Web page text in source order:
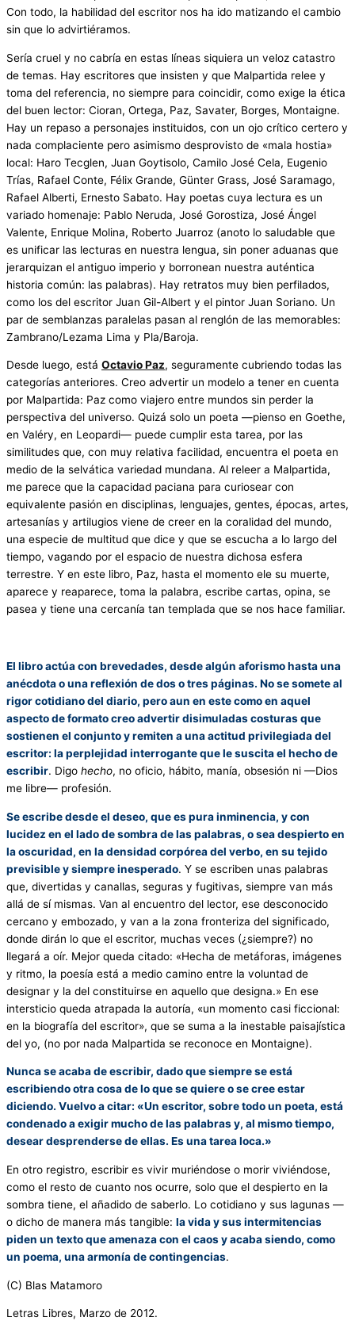
Con todo, la habilidad del escritor nos ha ido matizando el cambio
sin que lo advirtiéramos.
Sería cruel y no cabría en estas líneas siquiera un veloz catastro
de temas. Hay escritores que insisten y que Malpartida relee y
toma del referencia, no siempre para coincidir, como exige la ética
del buen lector: Cioran, Ortega, Paz, Savater, Borges, Montaigne.
Hay un repaso a personajes instituidos, con un ojo crítico certero y
nada complaciente pero asimismo desprovisto de «mala hostia»
local: Haro Tecglen, Juan Goytisolo, Camilo José Cela, Eugenio
Trías, Rafael Conte, Félix Grande, Günter Grass, José Saramago,
Rafael Alberti, Ernesto Sabato. Hay poetas cuya lectura es un
variado homenaje: Pablo Neruda, José Gorostiza, José Ángel
Valente, Enrique Molina, Roberto Juarroz (anoto lo saludable que
es unificar las lecturas en nuestra lengua, sin poner aduanas que
jerarquizan el antiguo imperio y borronean nuestra auténtica
historia común: las palabras). Hay retratos muy bien perfilados,
como los del escritor Juan Gil-Albert y el pintor Juan Soriano. Un
par de semblanzas paralelas pasan al renglón de las memorables:
Zambrano/Lezama Lima y Pla/Baroja.
Desde luego, está Octavio Paz, seguramente cubriendo todas las
categorías anteriores. Creo advertir un modelo a tener en cuenta
por Malpartida: Paz como viajero entre mundos sin perder la
perspectiva del universo. Quizá solo un poeta —pienso en Goethe,
en Valéry, en Leopardi— puede cumplir esta tarea, por las
similitudes que, con muy relativa facilidad, encuentra el poeta en
medio de la selvática variedad mundana. Al releer a Malpartida,
me parece que la capacidad paciana para curiosear con
equivalente pasión en disciplinas, lenguajes, gentes, épocas, artes,
artesanías y artilugios viene de creer en la coralidad del mundo,
una especie de multitud que dice y que se escucha a lo largo del
tiempo, vagando por el espacio de nuestra dichosa esfera
terrestre. Y en este libro, Paz, hasta el momento ele su muerte,
aparece y reaparece, toma la palabra, escribe cartas, opina, se
pasea y tiene una cercanía tan templada que se nos hace familiar.
El libro actúa con brevedades, desde algún aforismo hasta una
anécdota o una reflexión de dos o tres páginas. No se somete al
rigor cotidiano del diario, pero aun en este como en aquel
aspecto de formato creo advertir disimuladas costuras que
sostienen el conjunto y remiten a una actitud privilegiada del
escritor: la perplejidad interrogante que le suscita el hecho de
escribir. Digo hecho, no oficio, hábito, manía, obsesión ni —Dios
me libre— profesión.
Se escribe desde el deseo, que es pura inminencia, y con
lucidez en el lado de sombra de las palabras, o sea despierto en
la oscuridad, en la densidad corpórea del verbo, en su tejido
previsible y siempre inesperado. Y se escriben unas palabras
que, divertidas y canallas, seguras y fugitivas, siempre van más
allá de sí mismas. Van al encuentro del lector, ese desconocido
cercano y embozado, y van a la zona fronteriza del significado,
donde dirán lo que el escritor, muchas veces (¿siempre?) no
llegará a oír. Mejor queda citado: «Hecha de metáforas, imágenes
y ritmo, la poesía está a medio camino entre la voluntad de
designar y la del constituirse en aquello que designa.» En ese
intersticio queda atrapada la autoría, «un momento casi ficcional:
en la biografía del escritor», que se suma a la inestable paisajística
del yo, (no por nada Malpartida se reconoce en Montaigne).
Nunca se acaba de escribir, dado que siempre se está
escribiendo otra cosa de lo que se quiere o se cree estar
diciendo. Vuelvo a citar: «Un escritor, sobre todo un poeta, está
condenado a exigir mucho de las palabras y, al mismo tiempo,
desear desprenderse de ellas. Es una tarea loca.»
En otro registro, escribir es vivir muriéndose o morir viviéndose,
como el resto de cuanto nos ocurre, solo que el despierto en la
sombra tiene, el añadido de saberlo. Lo cotidiano y sus lagunas —
o dicho de manera más tangible: la vida y sus intermitencias
piden un texto que amenaza con el caos y acaba siendo, como
un poema, una armonía de contingencias.
(C) Blas Matamoro
Letras Libres, Marzo de 2012.